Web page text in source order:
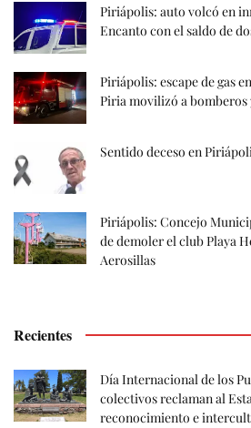
Piriápolis: auto volcó en
Encanto con el saldo de
Piriápolis: escape de gas
Piria movilizó a
Sentido deceso en
Piriápolis: Concejo
de demoler el club Playa
Aerosillas
Recientes
Día Internacional de los
colectivos reclaman al
reconocimiento e